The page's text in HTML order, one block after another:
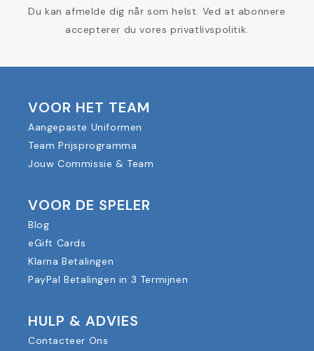
Du kan afmelde dig når som helst. Ved at abonnere
accepterer du vores privatlivspolitik.
VOOR HET TEAM
Aangepaste Uniformen
Team Prijsprogramma
Jouw Commissie & Team
VOOR DE SPELER
Blog
eGift Cards
Klarna Betalingen
PayPal Betalingen in 3 Termijnen
HULP & ADVIES
Contacteer Ons